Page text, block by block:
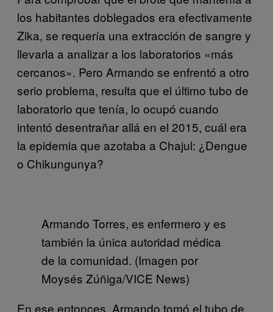
los habitantes doblegados era efectivamente
Zika, se requería una extracción de sangre y
llevarla a analizar a los laboratorios «más
cercanos». Pero Armando se enfrentó a otro
serio problema, resulta que el último tubo de
laboratorio que tenía, lo ocupó cuando
intentó desentrañar allá en el 2015, cuál era
la epidemia que azotaba a Chajul: ¿Dengue
o Chikungunya?
Armando Torres, es enfermero y es
también la única autoridad médica
de la comunidad. (Imagen por
Moysés Zúñiga/VICE News)
En ese entonces, Armando tomó el tubo de